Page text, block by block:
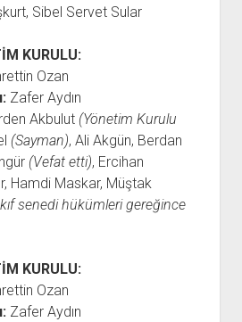
RİFAT KİTAPLIĞI
KİTAPLIĞI
KİTAPLIĞI
ATTF KİTAPLIĞI
KİTAPLIĞI
TDF KİTAPLIĞI
GDF KİTAPLIĞI
Sibel Servet Sular
KURULU:
Ozan
Zafer Aydın
Akbulut (Yönetim Kurulu
(Sayman), Ali Akgün, Berdan
(Vefat etti), Ercihan
Hamdi Maskar, Müştak
senedi hükümleri gereğince
KURULU:
Ozan
Zafer Aydın